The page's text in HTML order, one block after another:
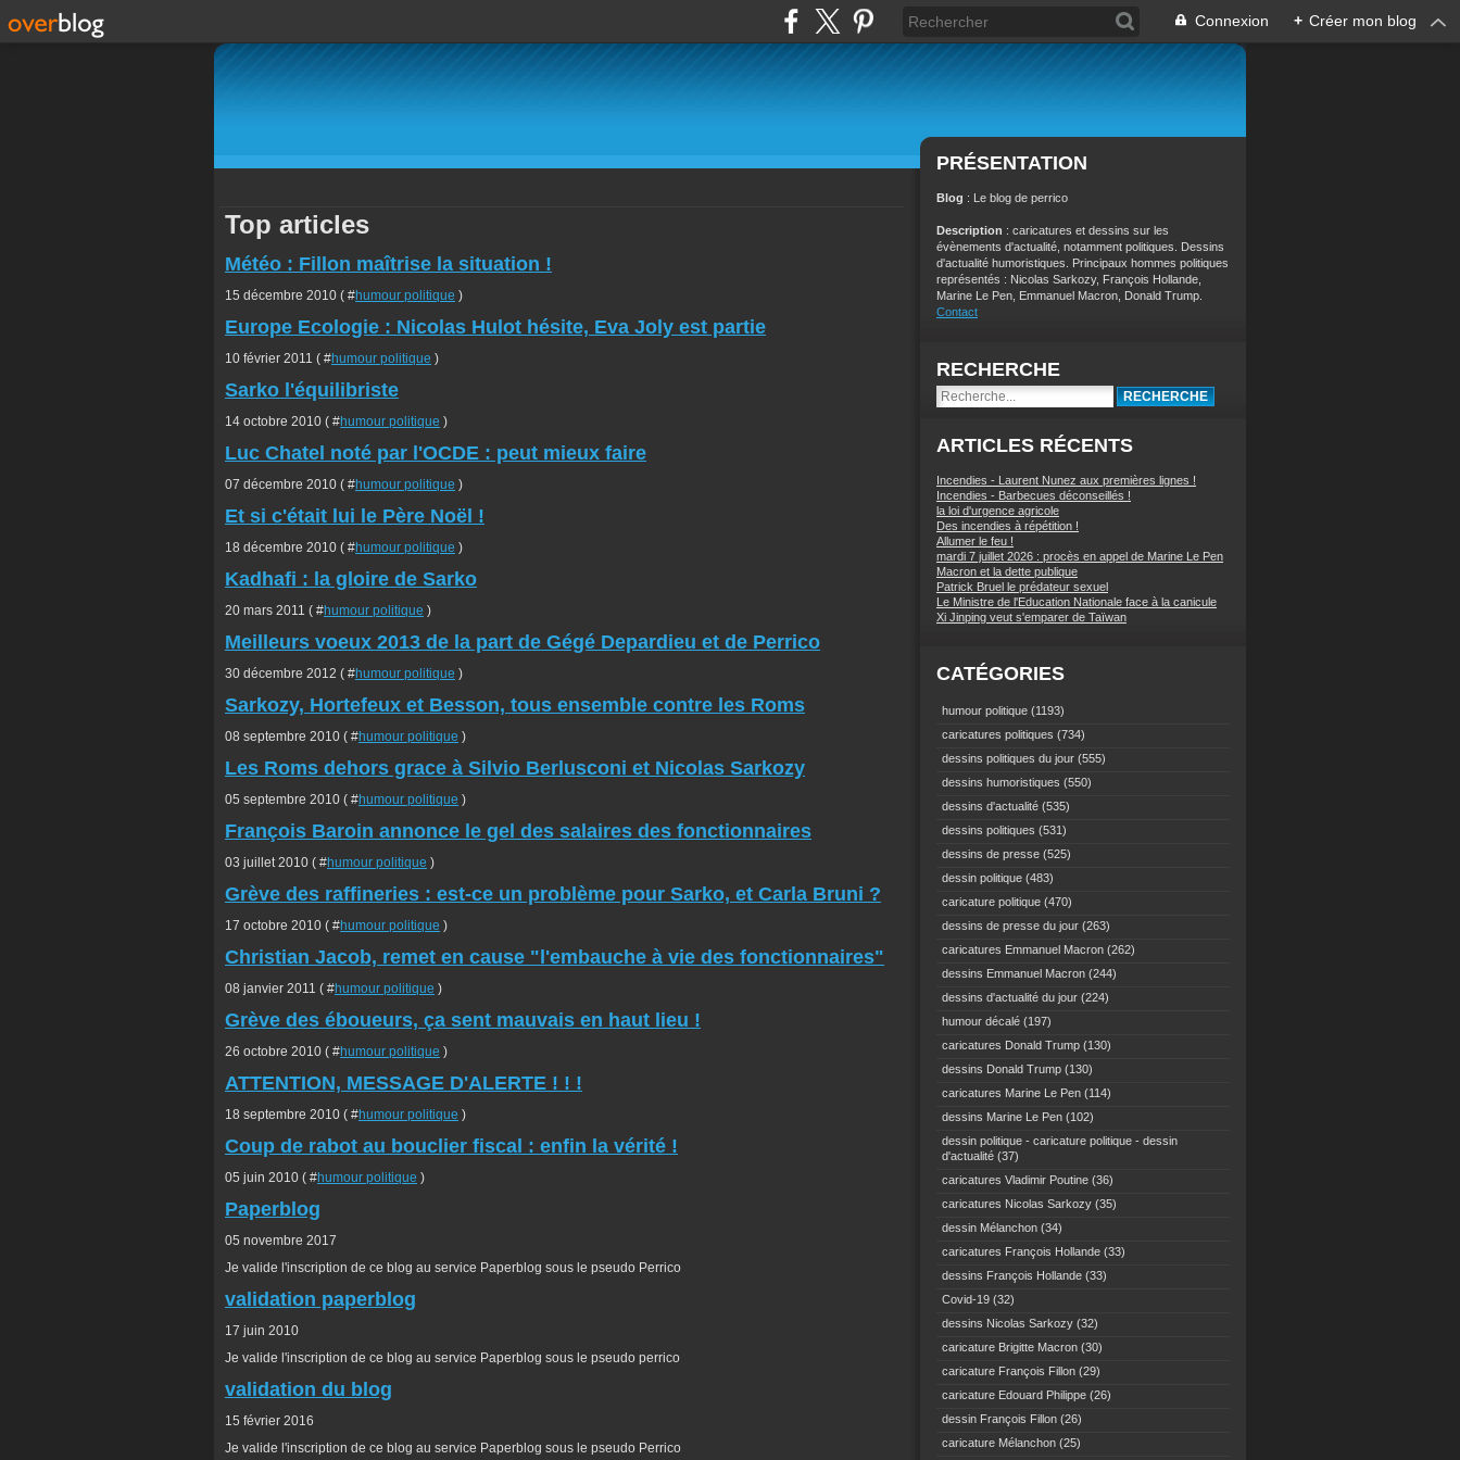
Connexion + Créer mon blog
Top articles
Météo : Fillon maîtrise la situation !
15 décembre 2010 ( #humour politique )
Europe Ecologie : Nicolas Hulot hésite, Eva Joly est partie
10 février 2011 ( #humour politique )
Sarko l'équilibriste
14 octobre 2010 ( #humour politique )
Luc Chatel noté par l'OCDE : peut mieux faire
07 décembre 2010 ( #humour politique )
Et si c'était lui le Père Noël !
18 décembre 2010 ( #humour politique )
Kadhafi : la gloire de Sarko
20 mars 2011 ( #humour politique )
Meilleurs voeux 2013 de la part de Gégé Depardieu et de Perrico
30 décembre 2012 ( #humour politique )
Sarkozy, Hortefeux et Besson, tous ensemble contre les Roms
08 septembre 2010 ( #humour politique )
Les Roms dehors grace à Silvio Berlusconi et Nicolas Sarkozy
05 septembre 2010 ( #humour politique )
François Baroin annonce le gel des salaires des fonctionnaires
03 juillet 2010 ( #humour politique )
Grève des raffineries : est-ce un problème pour Sarko, et Carla Bruni ?
17 octobre 2010 ( #humour politique )
Christian Jacob, remet en cause "l'embauche à vie des fonctionnaires"
08 janvier 2011 ( #humour politique )
Grève des éboueurs, ça sent mauvais en haut lieu !
26 octobre 2010 ( #humour politique )
ATTENTION, MESSAGE D'ALERTE ! ! !
18 septembre 2010 ( #humour politique )
Coup de rabot au bouclier fiscal : enfin la vérité !
05 juin 2010 ( #humour politique )
Paperblog
05 novembre 2017
Je valide l'inscription de ce blog au service Paperblog sous le pseudo Perrico
validation paperblog
17 juin 2010
Je valide l'inscription de ce blog au service Paperblog sous le pseudo perrico
validation du blog
15 février 2016
Je valide l'inscription de ce blog au service Paperblog sous le pseudo Perrico
PRÉSENTATION
Blog : Le blog de perrico
Description : caricatures et dessins sur les
évènements d'actualité, notamment politiques. Dessins
d'actualité humoristiques. Principaux hommes politiques
représentés : Nicolas Sarkozy, François Hollande,
Marine Le Pen, Emmanuel Macron, Donald Trump.
Contact
RECHERCHE
ARTICLES RÉCENTS
Incendies - Laurent Nunez aux premières lignes !
Incendies - Barbecues déconseillés !
la loi d'urgence agricole
Des incendies à répétition !
Allumer le feu !
mardi 7 juillet 2026 : procès en appel de Marine Le Pen
Macron et la dette publique
Patrick Bruel le prédateur sexuel
Le Ministre de l'Education Nationale face à la canicule
Xi Jinping veut s'emparer de Taïwan
CATÉGORIES
humour politique (1193)
caricatures politiques (734)
dessins politiques du jour (555)
dessins humoristiques (550)
dessins d'actualité (535)
dessins politiques (531)
dessins de presse (525)
dessin politique (483)
caricature politique (470)
dessins de presse du jour (263)
caricatures Emmanuel Macron (262)
dessins Emmanuel Macron (244)
dessins d'actualité du jour (224)
humour décalé (197)
caricatures Donald Trump (130)
dessins Donald Trump (130)
caricatures Marine Le Pen (114)
dessins Marine Le Pen (102)
dessin politique - caricature politique - dessin
d'actualité (37)
caricatures Vladimir Poutine (36)
caricatures Nicolas Sarkozy (35)
dessin Mélanchon (34)
caricatures François Hollande (33)
dessins François Hollande (33)
Covid-19 (32)
dessins Nicolas Sarkozy (32)
caricature Brigitte Macron (30)
caricature François Fillon (29)
caricature Edouard Philippe (26)
dessin François Fillon (26)
caricature Mélanchon (25)